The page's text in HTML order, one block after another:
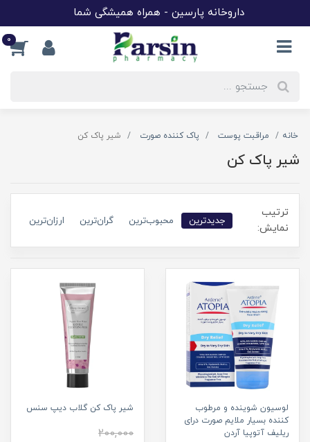
داروخانه پارسین - همراه همیشگی شما
0
خانه مراقبت پوست پاک کننده صورت شیر پاک کن
شیر پاک کن
ترتیب
نمایش:
جدیدترین محبوب‌ترین گران‌ترین ارزان‌ترین
لوسیون شوینده و مرطوب
کننده بسیار ملایم صورت درای
ریلیف آتوپیا آردن
شیر پاک کن گلاب دیپ سنس
200,000